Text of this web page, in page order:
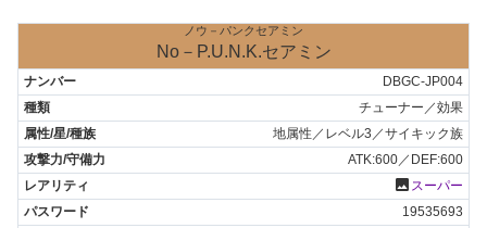
ノウ－パンクセアミン
No－P.U.N.K.セアミン
DBGC-JP004
チューナー／効果
地属性／レベル3／サイキック族
ATK:600／DEF:600
photo スーパー
19535693